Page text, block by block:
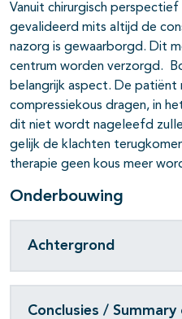
Vanuit chirurgisch
gevalideerd mits altijd de
nazorg is gewaarborgd. Dit
centrum worden verzorgd.
belangrijk aspect. De patiënt
compressiekous dragen, in
dit niet wordt nageleefd
gelijk de klachten
therapie geen kous meer
Onderbouwing
Achtergrond
Conclusies / Summary